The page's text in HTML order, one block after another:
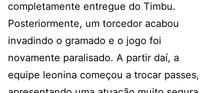
completamente entregue do Timbu.
Posteriormente, um torcedor acabou
invadindo o gramado e o jogo foi
novamente paralisado. A partir daí, a
equipe leonina começou a trocar passes,